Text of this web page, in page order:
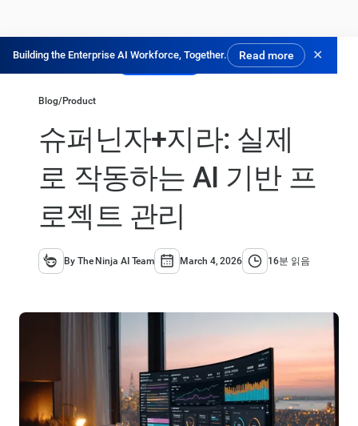
Building the Enterprise AI Workforce, Together. Read more ✕
닌자 체험하기
Blog/Product
슈퍼닌자+지라: 실제
로 작동하는 AI 기반 프
로젝트 관리
By The Ninja AI Team March 4, 2026 16분 읽음